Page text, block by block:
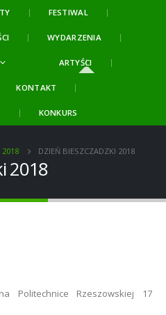
FESTIWAL
WYDARZENIA
ARTYŚCI
KONTAKT
KONKURS
2018 DZIEŃ BIESZCZADZKI 2018
2018
Politechnice Rzeszowskiej 17